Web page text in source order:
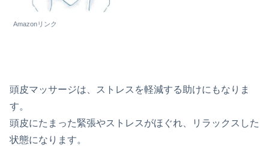
Amazonリンク
頭皮マッサージは、ストレスを軽減する助けにもなりま
す。
頭皮にたまった緊張やストレスがほぐれ、リラックスした
状態になります。